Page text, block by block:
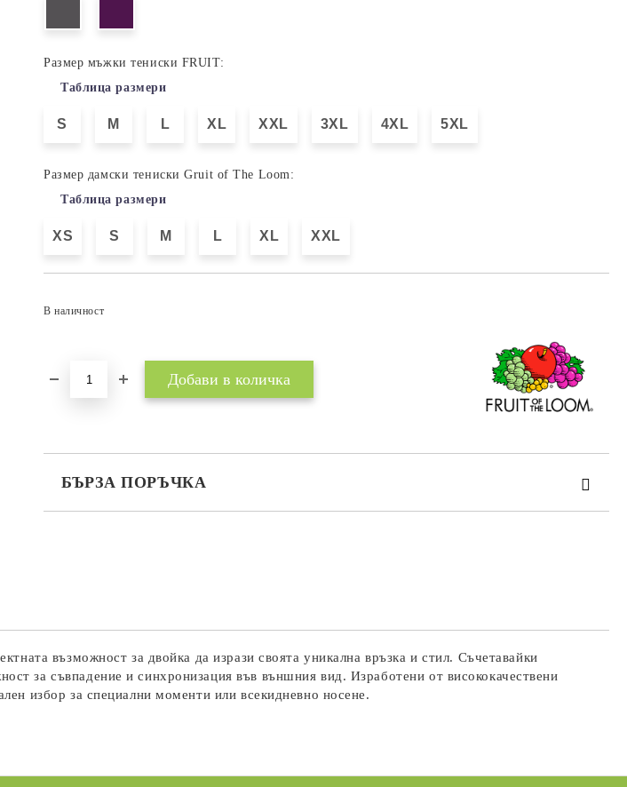
Размер мъжки тениски FRUIT:
Таблица размери
S M L XL XXL 3XL 4XL 5XL
Размер дамски тениски Gruit of The Loom:
Таблица размери
XS S M L XL XXL
В наличност
БЪРЗА ПОРЪЧКА
възможност за двойка да изрази своята уникална връзка и стил. Съчетавайки
за съвпадение и синхронизация във външния вид. Изработени от висококачествени
избор за специални моменти или всекидневно носене.